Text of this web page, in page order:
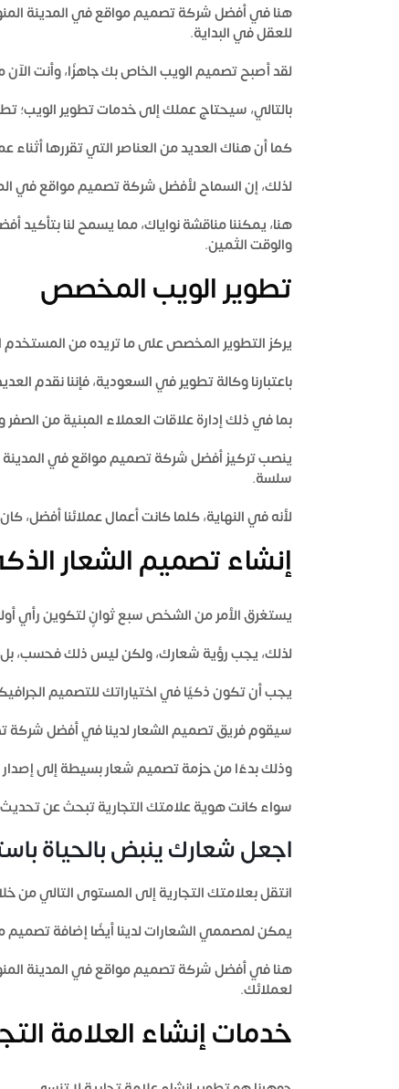
هنا فيأفضل شركة تصميم مواقع في المدينة
للعقل في البداية.
لقد أصبح تصميم الويب الخاص بك جاهزًا، وأنت
بالتالي، سيحتاج عملك إلى خدمات تطوير الويب؛
كما أن هناك العديد من العناصر التي تقررها
لذلك، إن السماحلأفضل شركة تصميم مواقع في
هنا، يمكننا مناقشة نواياك، مما يسمح لنا
والوقت الثمين.
تطوير الويب المخصص
يركز التطوير المخصص على ما تريده من المستخدم
باعتبارنا وكالة تطوير في السعودية، فإننا نقدم
بما في ذلك إدارة علاقات العملاء المبنية من
ينصب تركيزأفضل شركة تصميم مواقع في المدينة
سلسة.
لأنه في النهاية، كلما كانت أعمال عملائنا أفضل،
إنشاء تصميم الشعار
يستغرق الأمر من الشخص سبع ثوانٍ لتكوين رأي
لذلك، يجب رؤية شعارك، ولكن ليس ذلك فحسب، بل
يجب أن تكون ذكيًا في اختياراتك للتصميم
سيقوم فريق تصميم الشعار لدينا فيأفضل شركة
وذلك بدءًا من حزمة تصميم شعار بسيطة إلى إصدار
سواء كانت هوية علامتك التجارية تبحث عن
اجعل شعارك ينبض بالحياة
انتقل بعلامتك التجارية إلى المستوى التالي من
يمكن لمصممي الشعارات لدينا أيضًا إضافة
هنا فيأفضل شركة تصميم مواقع في المدينة
لعملائك.
خدمات إنشاء العلامة